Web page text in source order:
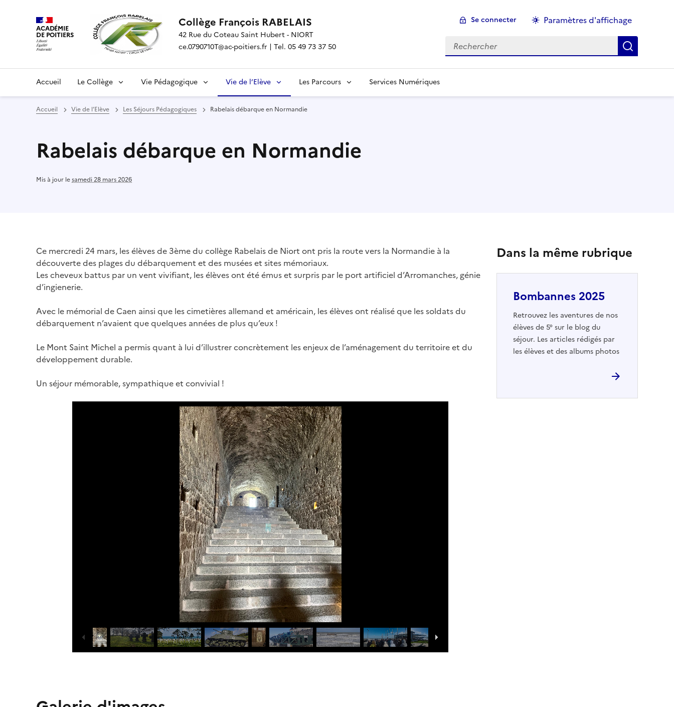
ACADÉMIE
DE POITIERS
Collège François RABELAIS
42 Rue du Coteau Saint Hubert - NIORT
ce.0790710T@ac-poitiers.fr | Tel. 05 49 73 37 50
Se connecter
Paramètres d'affichage
Rechercher :
Accueil Le Collège Vie Pédagogique Vie de l’Elève Les Parcours Services Numériques
Accueil Vie de l’Elève Les Séjours Pédagogiques Rabelais débarque en Normandie
Rabelais débarque en Normandie
Mis à jour lesamedi 28 mars 2026
Ce mercredi 24 mars, les élèves de 3ème du collège Rabelais de Niort ont pris la route vers la Normandie à la
découverte des plages du débarquement et des musées et sites mémoriaux.
Les cheveux battus par un vent vivifiant, les élèves ont été émus et surpris par le port artificiel d’Arromanches, génie
d’ingienerie.
Avec le mémorial de Caen ainsi que les cimetières allemand et américain, les élèves ont réalisé que les soldats du
débarquement n’avaient que quelques années de plus qu’eux !
Le Mont Saint Michel a permis quant à lui d’illustrer concrètement les enjeux de l’aménagement du territoire et du
développement durable.
Un séjour mémorable, sympathique et convivial !
Dans la même rubrique
Bombannes 2025
Retrouvez les aventures de nos
élèves de 5° sur le blog du
séjour. Les articles rédigés par
les élèves et des albums photos